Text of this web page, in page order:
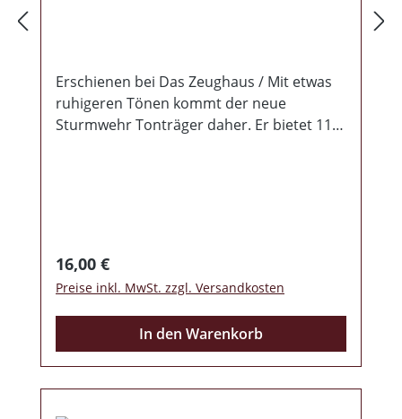
Erschienen bei Das Zeughaus / Mit etwas
ruhigeren Tönen kommt der neue
Sturmwehr Tonträger daher. Er bietet 11
Gang", Gassenhauer wie "Unvergessliche
Jahre" und Melodien die auf Anhieb in den
Ohren hängen bleiben wie "Du bist alles
für mich". Ein absolut gradliniges und
ehrliches Album!
Regulärer Preis:
16,00 €
Preise inkl. MwSt. zzgl. Versandkosten
In den Warenkorb